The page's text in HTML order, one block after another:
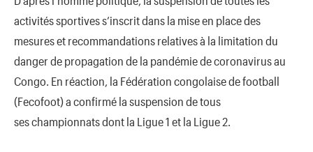
activités sportives s’inscrit dans la mise en place des
mesures et recommandations relatives à la limitation du
danger de propagation de la pandémie de coronavirus au
Congo. En réaction, la Fédération congolaise de football
(Fecofoot) a confirmé la suspension de tous
ses championnats dont la Ligue 1 et la Ligue 2.